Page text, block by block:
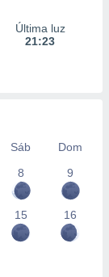
Última luz
21:23
Sáb
Dom
8 9
15 16